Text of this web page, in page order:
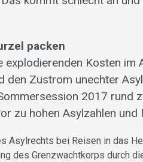
packen
explodierenden Kosten
den Zustrom unechter
2017 rund
zu hohen Asylzahlen
Asylrechts bei Reisen in das
des Grenzwachtkorps durch